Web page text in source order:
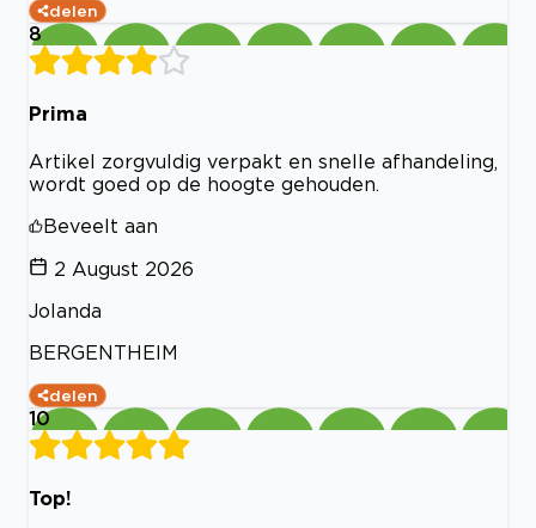
delen
8
Prima
Artikel zorgvuldig verpakt en snelle afhandeling,
wordt goed op de hoogte gehouden.
Beveelt aan
2 August 2026
Jolanda
BERGENTHEIM
delen
10
Top!